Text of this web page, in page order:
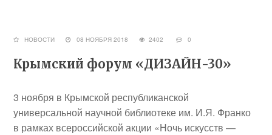
НОВОСТИ 08 НОЯБРЯ 2018 2402 0
Крымский форум «ДИЗАЙН-30»
3 ноября в Крымской республиканской
универсальной научной библиотеке им. И.Я. Франко
в рамках всероссийской акции «Ночь искусств —